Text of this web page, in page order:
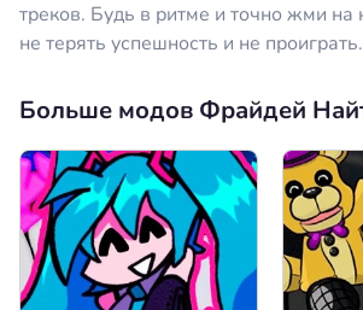
треков. Будь в ритме и точно жми
не терять успешность и не проиграть.
Больше модов Фрайдей